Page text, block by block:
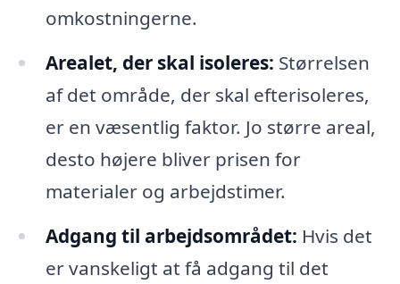
omkostningerne.
Arealet, der skal isoleres: Størrelsen
af det område, der skal efterisoleres,
er en væsentlig faktor. Jo større areal,
desto højere bliver prisen for
materialer og arbejdstimer.
Adgang til arbejdsområdet: Hvis det
er vanskeligt at få adgang til det